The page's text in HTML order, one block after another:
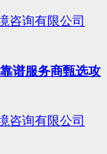
咨询有限公司
谱服务商甄选攻
咨询有限公司